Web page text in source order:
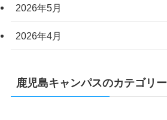
2026年5月
2026年4月
鹿児島キャンパスのカテゴリー